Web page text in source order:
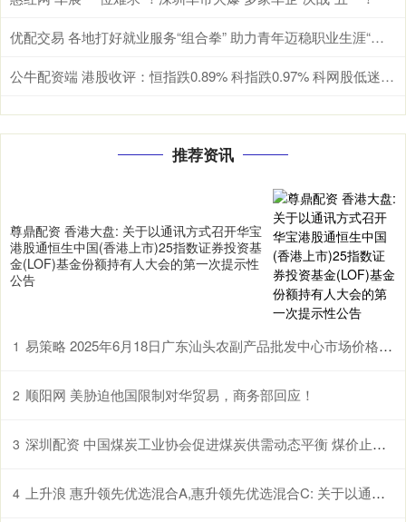
优配交易 各地打好就业服务“组合拳” 助力青年迈稳职业生涯“第一步”
公牛配资端 港股收评：恒指跌0.89% 科指跌0.97% 科网股低迷 黄金股普跌 群核科技首日涨超144%
推荐资讯
尊鼎配资 香港大盘: 关于以通讯方式召开华宝
港股通恒生中国(香港上市)25指数证券投资基
金(LOF)基金份额持有人大会的第一次提示性
公告
1 易策略 2025年6月18日广东汕头农副产品批发中心市场价格行情
2 顺阳网 美胁迫他国限制对华贸易，商务部回应！
3 深圳配资 中国煤炭工业协会促进煤炭供需动态平衡 煤价止跌曙光初现
4 上升浪 惠升领先优选混合A,惠升领先优选混合C: 关于以通讯方式召开惠升领先优选混合型证券投资基金基金份额持有人大会的公告